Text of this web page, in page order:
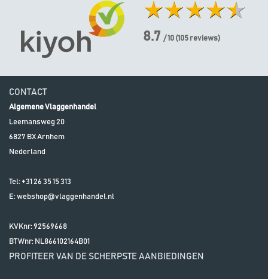
8.7 / 10 (105 reviews)
CONTACT
Algemene Vlaggenhandel
Leemansweg 20
6827 BXArnhem
Nederland
Tel: +31 26 35 15 313
E:webshop@vlaggenhandel.nl
KVKnr: 92569668
BTWnr: NL866102164B01
PROFITEER VAN DE SCHERPSTE AANBIEDINGEN